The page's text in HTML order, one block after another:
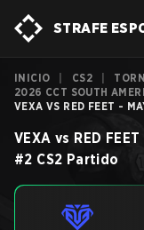
STRAFE
INICIO CS2
2026 CCT SOUTH
VEXA VS RED FEET -
VEXA vs RED FEET
#2 CS2 Partido